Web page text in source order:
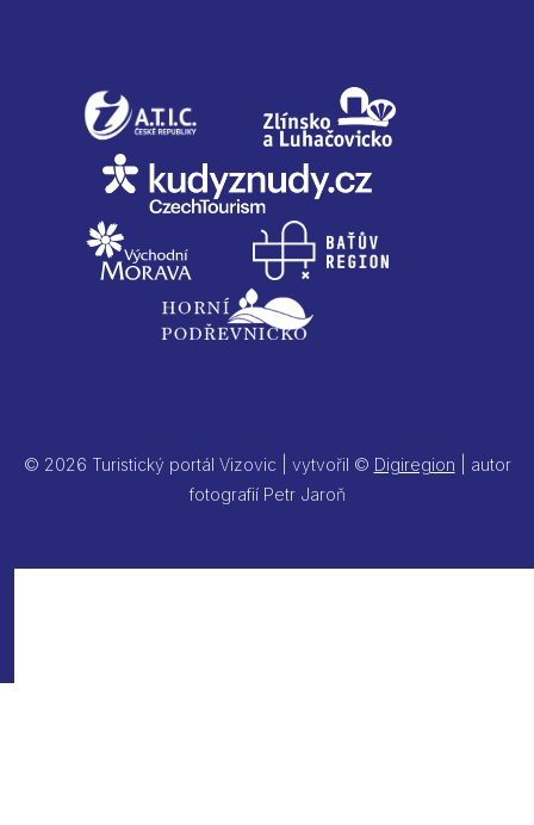
© 2026 Turistický portál Vizovic | vytvořil © Digiregion | autor
fotografií Petr Jaroň